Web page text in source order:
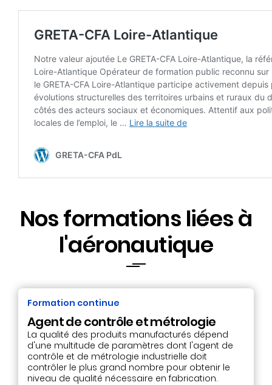
Nos formations liées à
l'aéronautique
Formation continue
Agent de contrôle et métrologie
La qualité des produits manufacturés dépend
d'une multitude de paramètres dont l'agent de
contrôle et de métrologie industrielle doit
contrôler le plus grand nombre pour obtenir le
niveau de qualité nécessaire en fabrication.